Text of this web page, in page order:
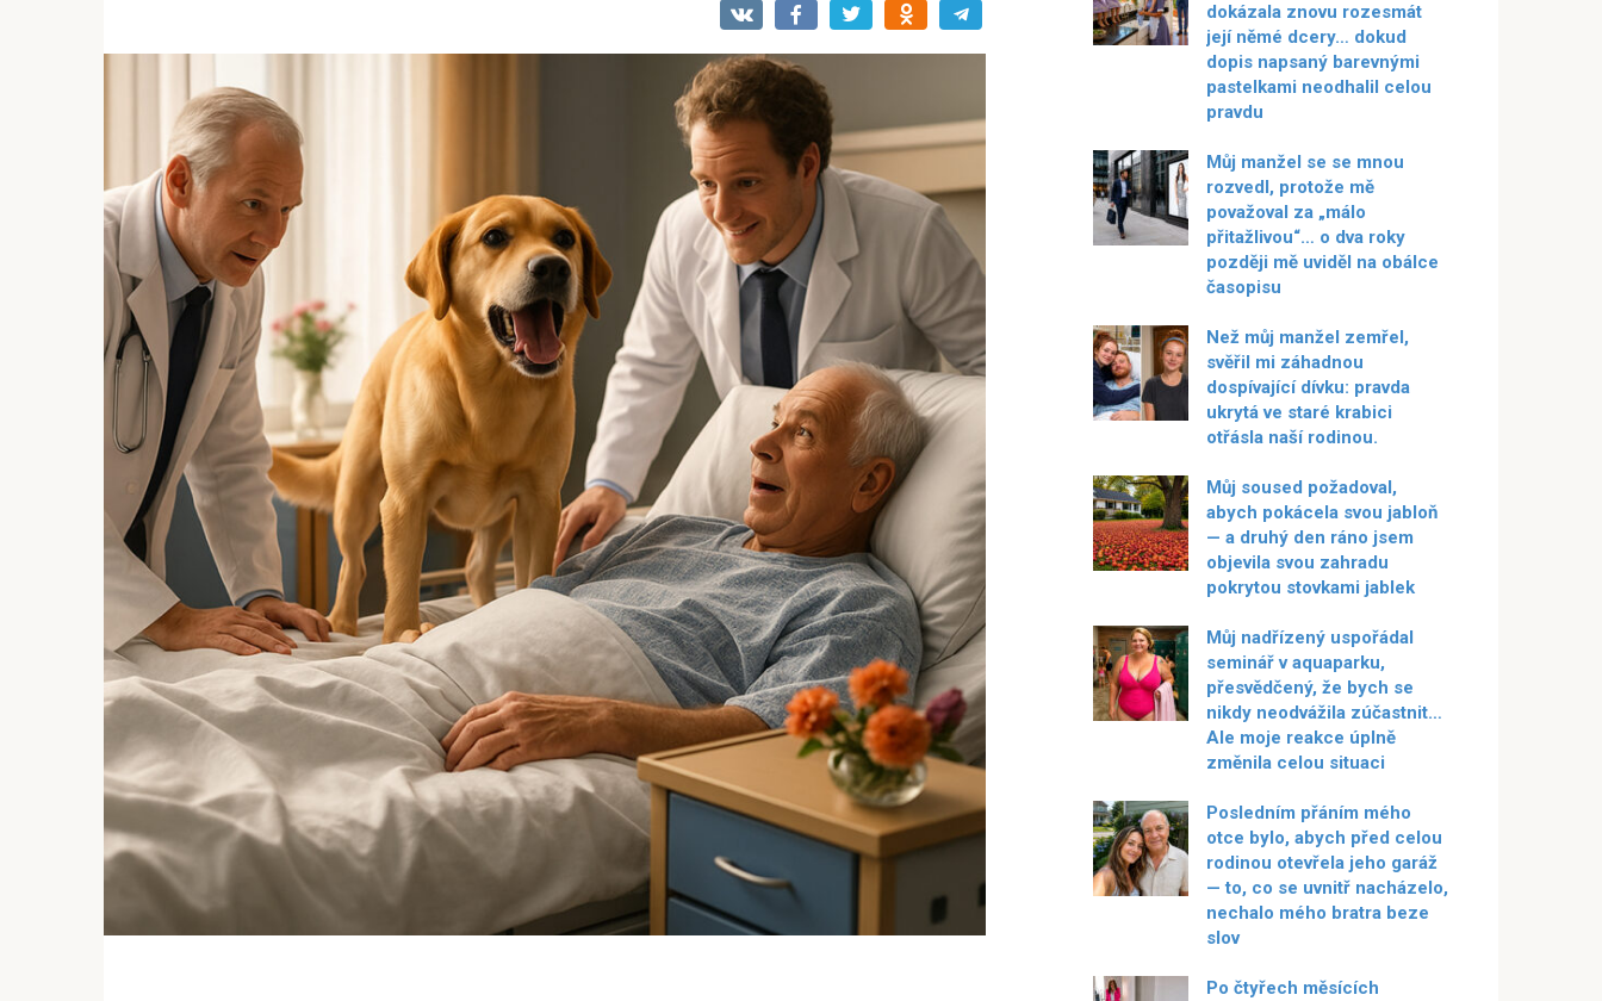
dokázala znovu rozesmát
její němé dcery… dokud
dopis napsaný barevnými
pastelkami neodhalil celou
pravdu
Můj manžel se se mnou
rozvedl, protože mě
považoval za „málo
přitažlivou“… o dva roky
později mě uviděl na obálce
časopisu
Než můj manžel zemřel,
svěřil mi záhadnou
dospívající dívku: pravda
ukrytá ve staré krabici
otřásla naší rodinou.
Můj soused požadoval,
abych pokácela svou jabloň
— a druhý den ráno jsem
objevila svou zahradu
pokrytou stovkami jablek
Můj nadřízený uspořádal
seminář v aquaparku,
přesvědčený, že bych se
nikdy neodvážila zúčastnit…
Ale moje reakce úplně
změnila celou situaci
Posledním přáním mého
otce bylo, abych před celou
rodinou otevřela jeho garáž
— to, co se uvnitř nacházelo,
nechalo mého bratra beze
slov
Po čtyřech měsících